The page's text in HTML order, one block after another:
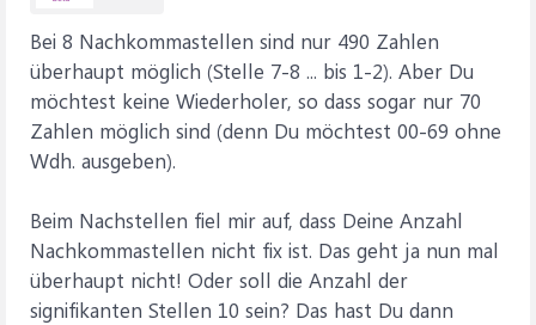
Bei 8 Nachkommastellen sind nur 490 Zahlen
überhaupt möglich (Stelle 7-8 ... bis 1-2). Aber Du
möchtest keine Wiederholer, so dass sogar nur 70
Zahlen möglich sind (denn Du möchtest 00-69 ohne
Wdh. ausgeben).
Beim Nachstellen fiel mir auf, dass Deine Anzahl
Nachkommastellen nicht fix ist. Das geht ja nun mal
überhaupt nicht! Oder soll die Anzahl der
signifikanten Stellen 10 sein? Das hast Du dann